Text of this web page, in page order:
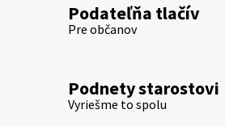
Podateľňa tlačív
Pre občanov
Podnety starostovi
Vyriešme to spolu